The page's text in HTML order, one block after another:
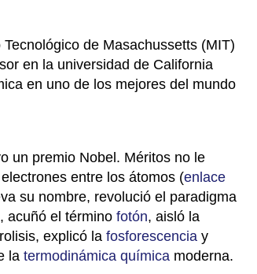
de Masachussetts (MIT)
en la universidad de California
en uno de los mejores del mundo
un premio Nobel. Méritos no le
entre los átomos (enlace
su nombre, revolució el paradigma
, acuñó el término fotón, aisló la
explicó la fosforescencia y
la termodinámica química moderna.